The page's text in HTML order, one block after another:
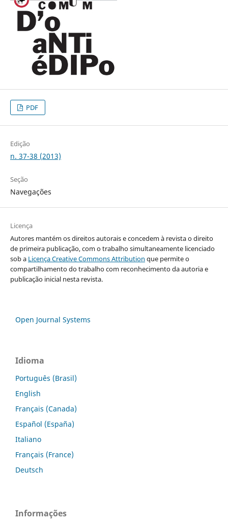
PDF
Edição
n. 37-38 (2013)
Seção
Navegações
Licença
Autores mantém os direitos autorais e concedem à revista o direito
de primeira publicação, com o trabalho simultaneamente licenciado
sob a Licença Creative Commons Attribution que permite o
compartilhamento do trabalho com reconhecimento da autoria e
publicação inicial nesta revista.
Open Journal Systems
Idioma
Português (Brasil)
English
Français (Canada)
Español (España)
Italiano
Français (France)
Deutsch
Informações